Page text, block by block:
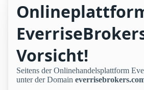
Vorsicht!
Seitens der Onlinehandelsplattform
unter der Domain